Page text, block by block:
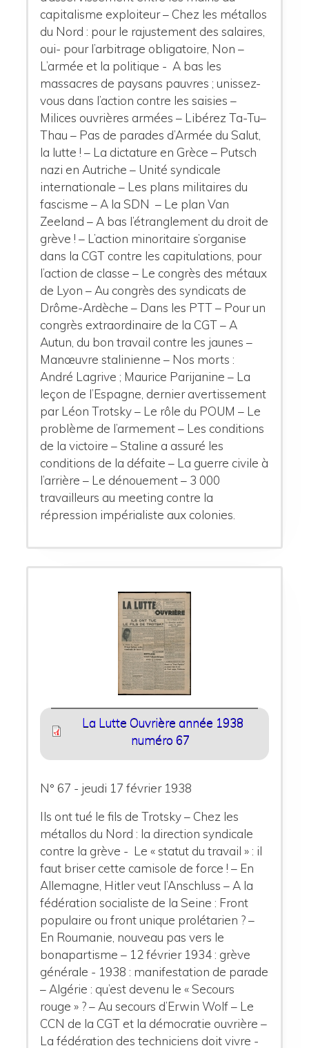
capitalisme exploiteur – Chez les métallos
du Nord : pour le rajustement des salaires,
oui- pour l’arbitrage obligatoire, Non –
L’armée et la politique - A bas les
massacres de paysans pauvres ; unissez-
vous dans l’action contre les saisies –
Milices ouvrières armées – Libérez Ta-Tu–
Thau – Pas de parades d’Armée du Salut,
la lutte ! – La dictature en Grèce – Putsch
nazi en Autriche – Unité syndicale
internationale – Les plans militaires du
fascisme – A la SDN – Le plan Van
Zeeland – A bas l’étranglement du droit de
grève ! – L’action minoritaire s’organise
dans la CGT contre les capitulations, pour
l’action de classe – Le congrès des métaux
de Lyon – Au congrès des syndicats de
Drôme-Ardèche – Dans les PTT – Pour un
congrès extraordinaire de la CGT – A
Autun, du bon travail contre les jaunes –
Manœuvre stalinienne – Nos morts :
André Lagrive ; Maurice Parijanine – La
leçon de l’Espagne, dernier avertissement
par Léon Trotsky – Le rôle du POUM – Le
problème de l’armement – Les conditions
de la victoire – Staline a assuré les
conditions de la défaite – La guerre civile à
l’arrière – Le dénouement – 3 000
travailleurs au meeting contre la
répression impérialiste aux colonies.
La Lutte Ouvrière année 1938
numéro 67
N° 67 - jeudi 17 février 1938
Ils ont tué le fils de Trotsky – Chez les
métallos du Nord : la direction syndicale
contre la grève - Le « statut du travail » : il
faut briser cette camisole de force ! – En
Allemagne, Hitler veut l’Anschluss – A la
fédération socialiste de la Seine : Front
populaire ou front unique prolétarien ? –
En Roumanie, nouveau pas vers le
bonapartisme – 12 février 1934 : grève
générale - 1938 : manifestation de parade
– Algérie : qu’est devenu le « Secours
rouge » ? – Au secours d’Erwin Wolf – Le
CCN de la CGT et la démocratie ouvrière –
La fédération des techniciens doit vivre -